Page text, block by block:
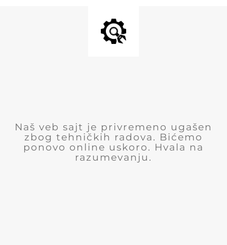
Naš veb sajt je privremeno ugašen
zbog tehničkih radova. Bićemo
ponovo online uskoro. Hvala na
razumevanju.